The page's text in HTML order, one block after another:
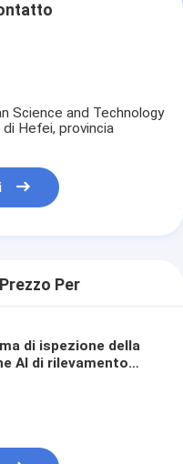
Science and Technology
Hefei, provincia
Per
di ispezione della
AI di rilevamento